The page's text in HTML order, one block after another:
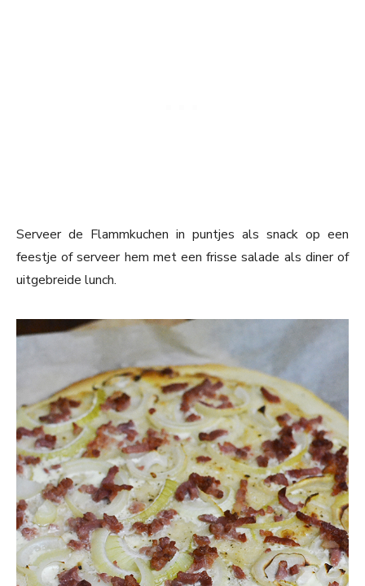
Serveer de Flammkuchen in puntjes als snack op een
feestje of serveer hem met een frisse salade als diner of
uitgebreide lunch.